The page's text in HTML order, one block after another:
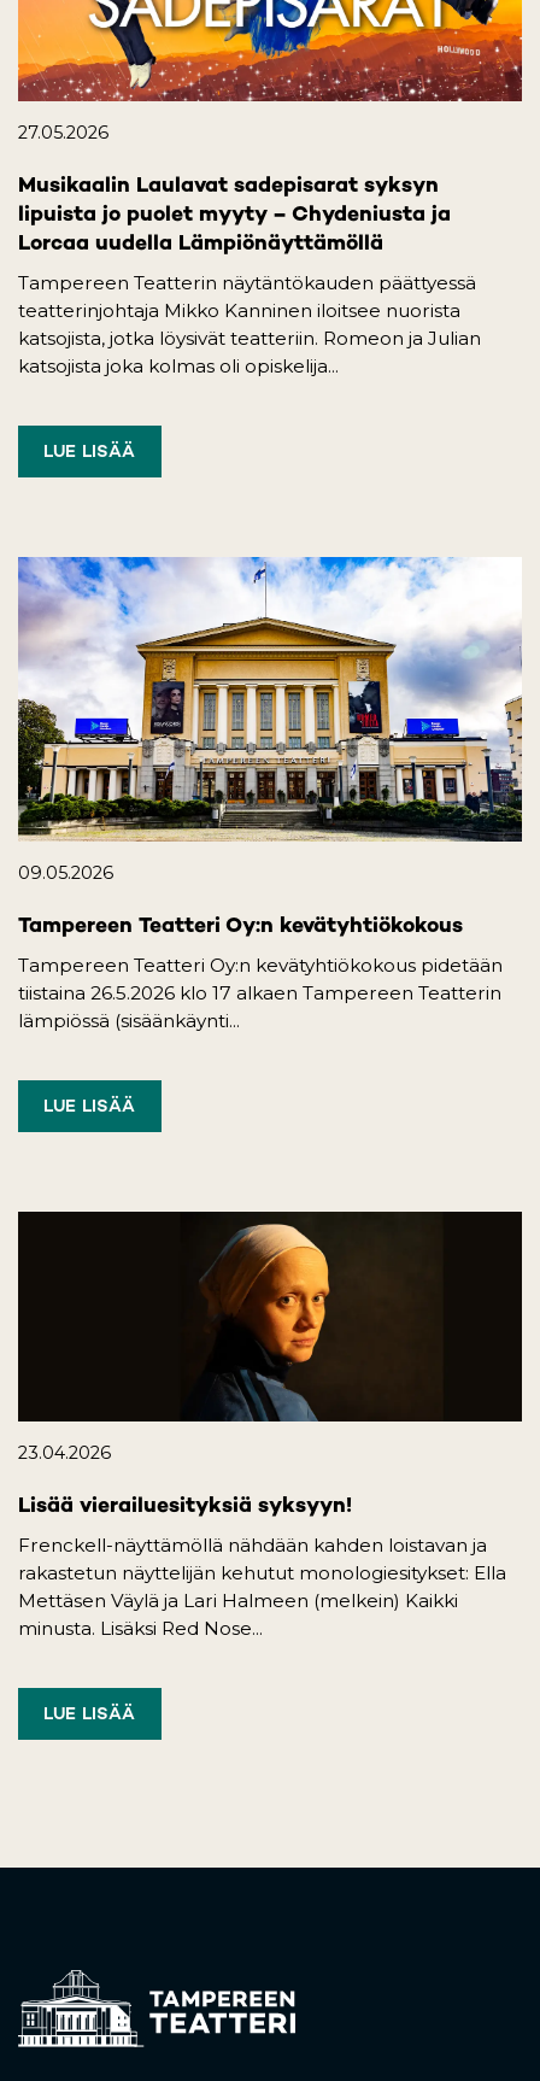
27.05.2026
Musikaalin Laulavat sadepisarat syksyn
lipuista jo puolet myyty – Chydeniusta ja
Lorcaa uudella Lämpiönäyttämöllä
Tampereen Teatterin näytäntökauden päättyessä
teatterinjohtaja Mikko Kanninen iloitsee nuorista
katsojista, jotka löysivät teatteriin. Romeon ja Julian
katsojista joka kolmas oli opiskelija...
LUE LISÄÄ
09.05.2026
Tampereen Teatteri Oy:n kevätyhtiökokous
Tampereen Teatteri Oy:n kevätyhtiökokous pidetään
tiistaina 26.5.2026 klo 17 alkaen Tampereen Teatterin
lämpiössä (sisäänkäynti...
LUE LISÄÄ
23.04.2026
Lisää vierailuesityksiä syksyyn!
Frenckell-näyttämöllä nähdään kahden loistavan ja
rakastetun näyttelijän kehutut monologiesitykset: Ella
Mettäsen Väylä ja Lari Halmeen (melkein) Kaikki
minusta. Lisäksi Red Nose...
LUE LISÄÄ